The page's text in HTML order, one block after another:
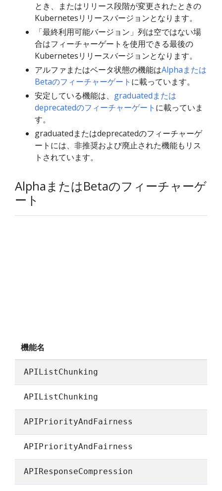
とき、またはリリース段階が変更されたときの
Kubernetesリリースバージョンとなります。
「最終利用可能バージョン」列は空ではない場
合はフィーチャーゲートを使用できる最後の
Kubernetesリリースバージョンとなります。
アルファまたはベータ状態の機能はAlphaまたは
Betaのフィーチャーゲート に載っています。
安定している機能は、 graduatedまたは
deprecatedのフィーチャーゲート に載っていま
す。
graduatedまたはdeprecatedのフィーチャーゲ
ートには、非推奨および廃止された機能もリス
トされています。
AlphaまたはBetaのフィーチャーゲ
ート
機能名
APIListChunking
APIListChunking
APIPriorityAndFairness
APIPriorityAndFairness
APIResponseCompression